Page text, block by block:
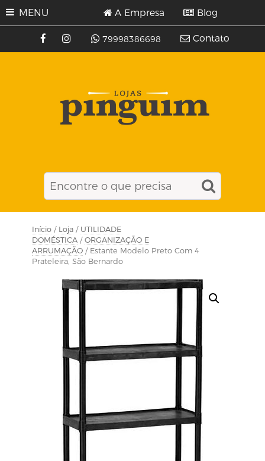
MENU
79998386698
A Empresa Blog
Contato
Início / Loja / UTILIDADE
DOMÉSTICA / ORGANIZAÇÃO E
ARRUMAÇÃO / Estante Modelo Preto Com 4
Prateleira, São Bernardo